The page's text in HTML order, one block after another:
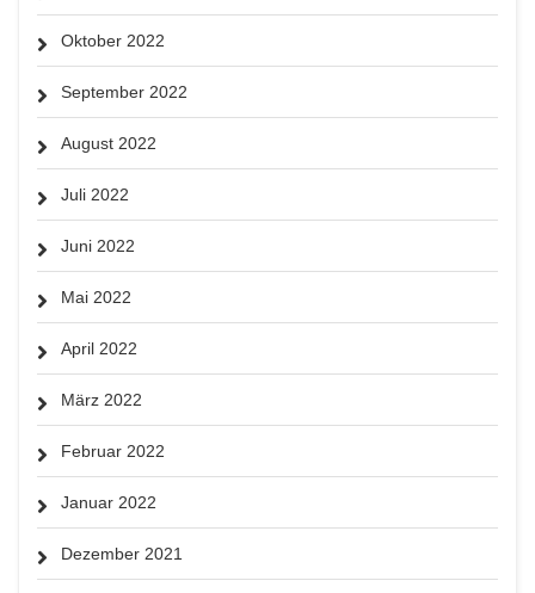
Oktober 2022
September 2022
August 2022
Juli 2022
Juni 2022
Mai 2022
April 2022
März 2022
Februar 2022
Januar 2022
Dezember 2021